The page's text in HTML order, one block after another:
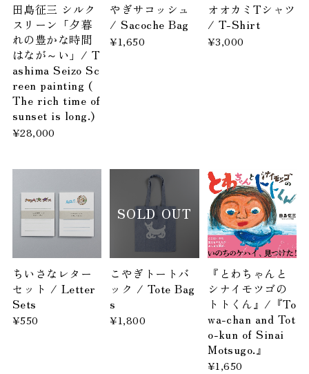
田島征三 シルク
スリーン「夕暮
れの豊かな時間
はなが～い」/ T
ashima Seizo Sc
reen painting (
The rich time of
sunset is long.)
¥28,000
やぎサコッシュ
/ Sacoche Bag
¥1,650
オオカミTシャツ
/ T-Shirt
¥3,000
ちいさなレター
セット / Letter
Sets
¥550
SOLD OUT
こやぎトートバ
ック / Tote Bag
s
¥1,800
『とわちゃんと
シナイモツゴの
トトくん』/『To
wa-chan and Tot
o-kun of Sinai
Motsugo.』
¥1,650